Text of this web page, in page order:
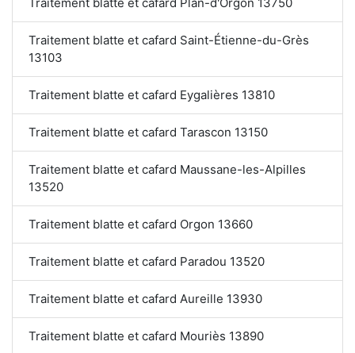
Traitement blatte et cafard Saint-Étienne-du-Grès
13103
Traitement blatte et cafard Eygalières 13810
Traitement blatte et cafard Tarascon 13150
Traitement blatte et cafard Maussane-les-Alpilles
13520
Traitement blatte et cafard Orgon 13660
Traitement blatte et cafard Paradou 13520
Traitement blatte et cafard Aureille 13930
Traitement blatte et cafard Mouriès 13890